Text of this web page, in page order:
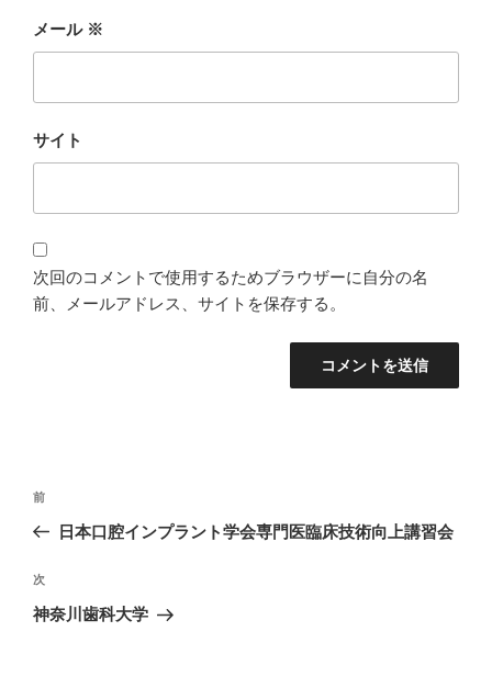
メール ※
サイト
次回のコメントで使用するためブラウザーに自分の名
前、メールアドレス、サイトを保存する。
投
ビ
ゲ
過
去
投
稿
前
日本口腔インプラント学会専門医臨床技術向上講習会
次
の
次
神奈川歯科大学